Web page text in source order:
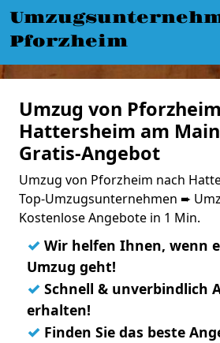
Pforzheim
Umzug von
Hattersheim am
Gratis-Angebot
Umzug von Pforzheim nach
Top-Umzugsunternehmen ➨
Kostenlose Angebote in 1 Min.
✓ Wir helfen Ihnen, wenn
Umzug geht!
✓ Schnell & unverbindlich
erhalten!
✓ Finden Sie das beste